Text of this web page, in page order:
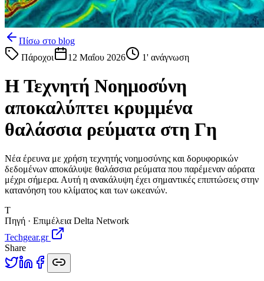
Πίσω στο blog
Πάροχοι
12 Μαΐου 2026 1' ανάγνωση
Η Τεχνητή Νοημοσύνη
αποκαλύπτει κρυμμένα
θαλάσσια ρεύματα στη Γη
Νέα έρευνα με χρήση τεχνητής νοημοσύνης και δορυφορικών
δεδομένων αποκάλυψε θαλάσσια ρεύματα που παρέμεναν αόρατα
μέχρι σήμερα. Αυτή η ανακάλυψη έχει σημαντικές επιπτώσεις στην
κατανόηση του κλίματος και των ωκεανών.
T
Πηγή · Επιμέλεια Delta Network
Techgear.gr
Share